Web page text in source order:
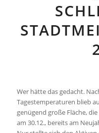
Wer hätte das gedacht.
Tagestemperaturen blieb
genügend große Fläche,
am 30.12., bereits am